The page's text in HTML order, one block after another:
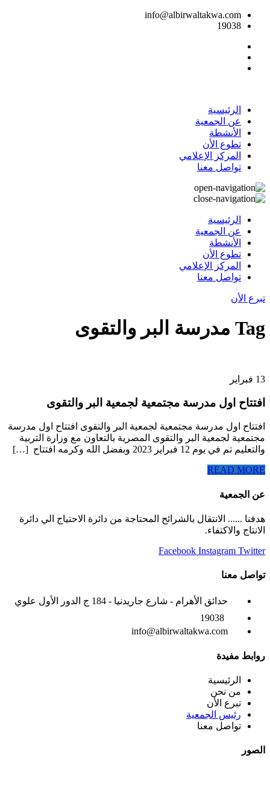
info@albirwaltakwa.com
19038
الرئيسية
عن الجمعية
الأنشطة
تطوع الأن
المركز الإعلامي
تواصل معنا
الرئيسية
عن الجمعية
الأنشطة
تطوع الأن
المركز الإعلامي
تواصل معنا
تبرع الأن
Tag مدرسة البر والتقوى
13 فبراير
افتتاح اول مدرسة مجتمعية لجمعية البر والتقوى
افتتاح اول مدرسة مجتمعية لجمعية البر والتقوى افتتاح اول مدرسة
مجتمعية لجمعية البر والتقوى المصرية بالتعاون مع وزارة التربية
والتعليم تم في يوم 12 فبراير 2023 وبفضل الله وكرمه افتتاح […]
READ MORE
عن الجمعية
‏هدفنا ...... الانتقال بالشرائح المحتاجة من دائرة الاحتياج الي دائرة
الانتاج والاكتفاء.
Facebook Instagram Twitter
تواصل معنا
حدائق الأهرام - شارع جاريدنيا - 184 ج الدور الأول علوي
19038
info@albirwaltakwa.com
روابط مفيدة
الرئيسية
من نحن
تبرع الأن
رئيس الجمعية
تواصل معنا
الصور